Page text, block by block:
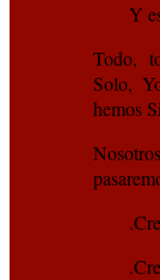
Y
Todo,
Solo,
hemos